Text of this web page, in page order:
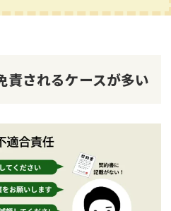
責されるケースが多い